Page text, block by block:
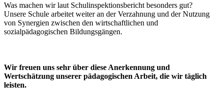
Was machen wir laut Schulinspektionsbericht besonders gut?
Unsere Schule arbeitet weiter an der Verzahnung und der Nutzung
von Synergien zwischen den wirtschaftlichen und
sozialpädagogischen Bildungsgängen.
Wir freuen uns sehr über diese Anerkennung und
Wertschätzung unserer pädagogischen Arbeit, die wir täglich
leisten.